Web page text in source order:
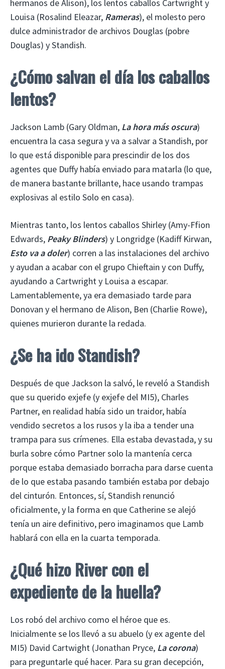
hermanos de Alison), los lentos caballos Cartwright y
Louisa (Rosalind Eleazar, Rameras), el molesto pero
dulce administrador de archivos Douglas (pobre
Douglas) y Standish.
¿Cómo salvan el día los caballos
lentos?
Jackson Lamb (Gary Oldman, La hora más oscura)
encuentra la casa segura y va a salvar a Standish, por
lo que está disponible para prescindir de los dos
agentes que Duffy había enviado para matarla (lo que,
de manera bastante brillante, hace usando trampas
explosivas al estilo Solo en casa).
Mientras tanto, los lentos caballos Shirley (Amy-Ffion
Edwards, Peaky Blinders) y Longridge (Kadiff Kirwan,
Esto va a doler) corren a las instalaciones del archivo
y ayudan a acabar con el grupo Chieftain y con Duffy,
ayudando a Cartwright y Louisa a escapar.
Lamentablemente, ya era demasiado tarde para
Donovan y el hermano de Alison, Ben (Charlie Rowe),
quienes murieron durante la redada.
¿Se ha ido Standish?
Después de que Jackson la salvó, le reveló a Standish
que su querido exjefe (y exjefe del MI5), Charles
Partner, en realidad había sido un traidor, había
vendido secretos a los rusos y la iba a tender una
trampa para sus crímenes. Ella estaba devastada, y su
burla sobre cómo Partner solo la mantenía cerca
porque estaba demasiado borracha para darse cuenta
de lo que estaba pasando también estaba por debajo
del cinturón. Entonces, sí, Standish renunció
oficialmente, y la forma en que Catherine se alejó
tenía un aire definitivo, pero imaginamos que Lamb
hablará con ella en la cuarta temporada.
¿Qué hizo River con el
expediente de la huella?
Los robó del archivo como el héroe que es.
Inicialmente se los llevó a su abuelo (y ex agente del
MI5) David Cartwight (Jonathan Pryce, La corona)
para preguntarle qué hacer. Para su gran decepción,